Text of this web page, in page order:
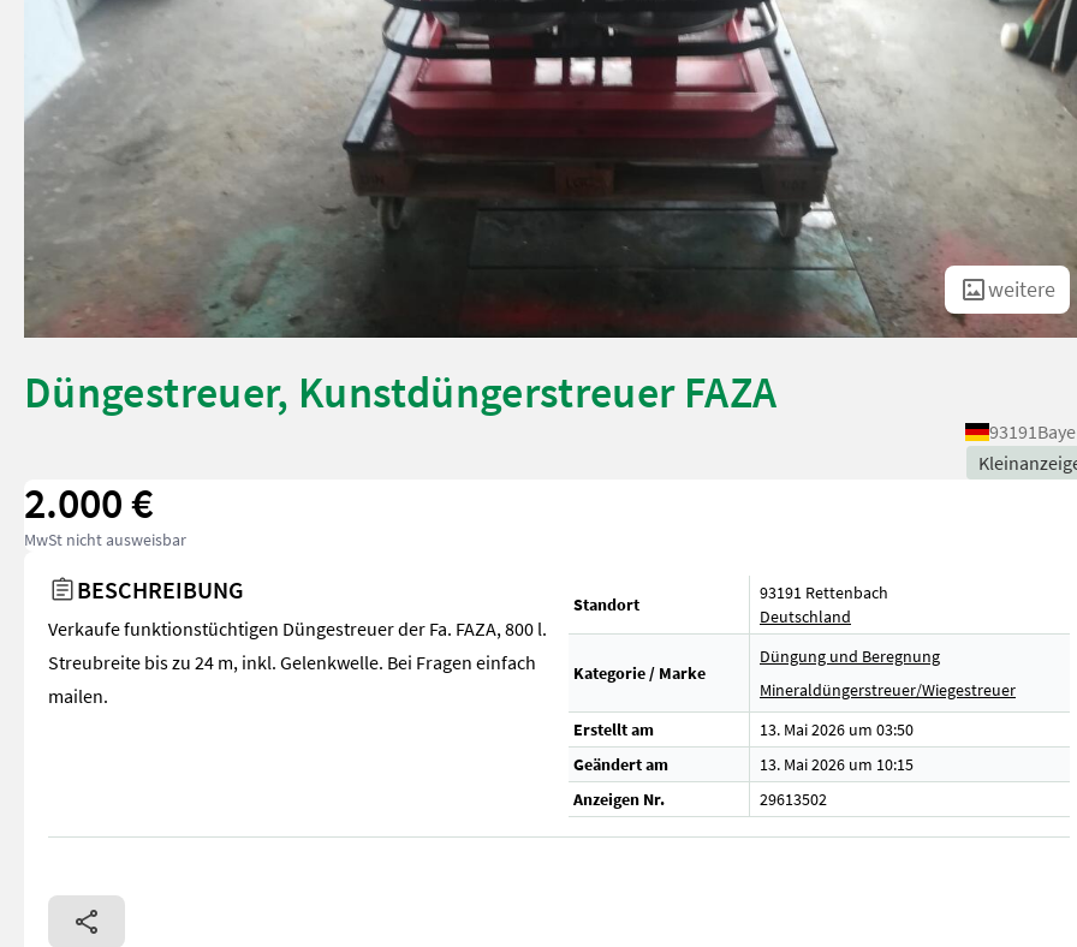
weitere
Düngestreuer, Kunstdüngerstreuer FAZA
93191
2.000 €
MwSt nicht ausweisbar
BESCHREIBUNG
Verkaufe funktionstüchtigen Düngestreuer der Fa. FAZA, 800 l.
Streubreite bis zu 24 m, inkl. Gelenkwelle. Bei Fragen einfach
mailen.
Standort
93191 Rettenbach
Deutschland
Kategorie / Marke
Düngung und Beregnung
Mineraldüngerstreuer/Wiegestreuer
Erstellt am
13. Mai 2026 um 03:50
Geändert am
13. Mai 2026 um 10:15
Anzeigen Nr.
29613502